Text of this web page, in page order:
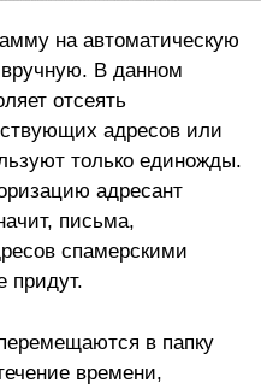
на автоматическую
В данном
отсеять
адресов или
только единожды.
адресант
письма,
спамерскими
придут.
в папку
времени,